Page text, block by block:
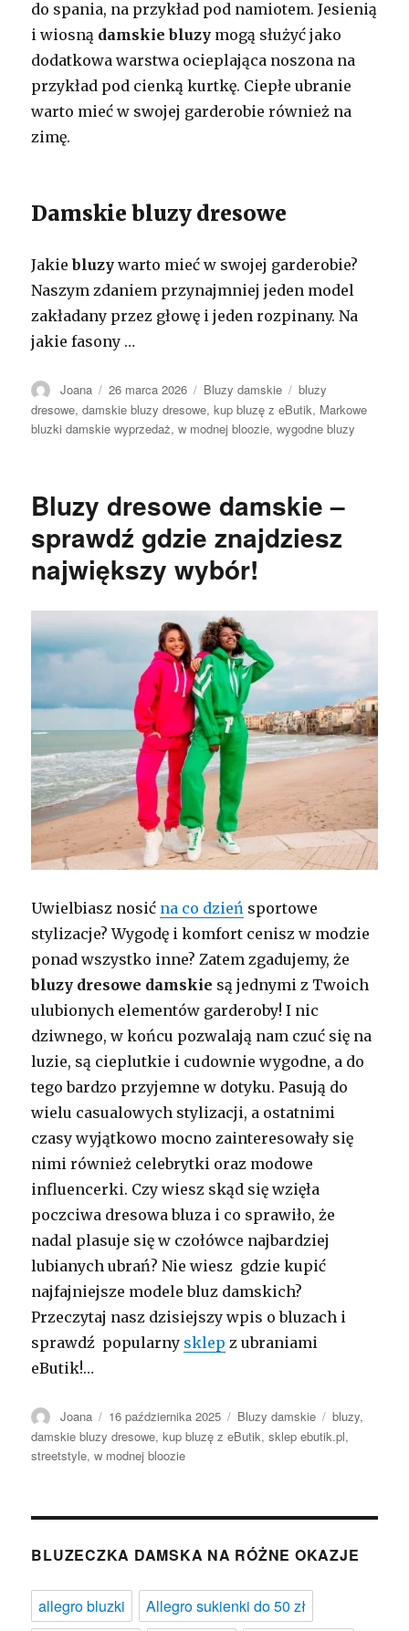
do spania, na przykład pod namiotem. Jesienią
i wiosną damskie bluzy mogą służyć jako
dodatkowa warstwa ocieplająca noszona na
przykład pod cienką kurtkę. Ciepłe ubranie
warto mieć w swojej garderobie również na
zimę.
Damskie bluzy dresowe
Jakiebluzy warto mieć w swojej garderobie?
Naszym zdaniem przynajmniej jeden model
zakładany przez głowę i jeden rozpinany. Na
jakie fasony …
Autor
Joana Opublikowano
26 marca 2026 Kategorie
Bluzy damskie Tagi
bluzy
dresowe,damskie bluzy dresowe,kup bluzę z eButik, Markowe
bluzki damskie wyprzedaż,w modnej bloozie,wygodne bluzy
Bluzy dresowe damskie –
sprawdź gdzie znajdziesz
największy wybór!
Uwielbiasz nosić na co dzień sportowe
stylizacje? Wygodę i komfort cenisz w modzie
ponad wszystko inne? Zatem zgadujemy, że
bluzy dresowe damskie są jednymi z Twoich
ulubionych elementów garderoby! I nic
dziwnego, w końcu pozwalają nam czuć się na
luzie, są cieplutkie i cudownie wygodne, a do
tego bardzo przyjemne w dotyku. Pasują do
wielu casualowych stylizacji, a ostatnimi
czasy wyjątkowo mocno zainteresowały się
nimi również celebrytki oraz modowe
influencerki. Czy wiesz skąd się wzięła
poczciwa dresowa bluza i co sprawiło, że
nadal plasuje się w czołówce najbardziej
lubianych ubrań? Nie wiesz gdzie kupić
najfajniejsze modele bluz damskich?
Przeczytaj nasz dzisiejszy wpis o bluzach i
sprawdź popularny sklep z ubraniami
eButik!…
Autor
Joana Opublikowano
16 października 2025 Kategorie
Bluzy damskie Tagi
bluzy,
damskie bluzy dresowe,kup bluzę z eButik,sklep ebutik.pl,
streetstyle,w modnej bloozie
BLUZECZKA DAMSKA NA RÓŻNE OKAZJE
allegro bluzki Allegro sukienki do 50 zł